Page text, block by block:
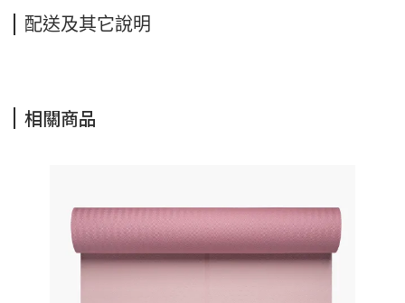
配送及其它說明
相關商品